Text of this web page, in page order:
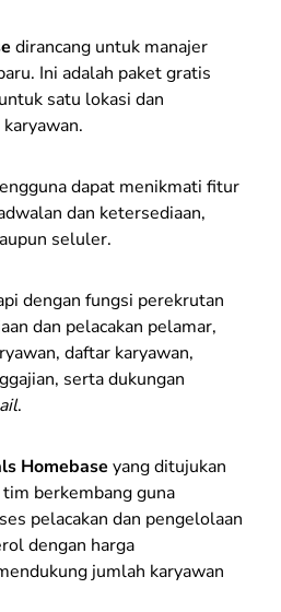
dirancang untuk manajer
Ini adalah paket gratis
satu lokasi dan
dapat menikmati fitur
dan ketersediaan,
seluler.
dengan fungsi perekrutan
dan pelacakan pelamar,
daftar karyawan,
serta dukungan
.
Homebase yang ditujukan
berkembang guna
pelacakan dan pengelolaan
dengan harga
jumlah karyawan